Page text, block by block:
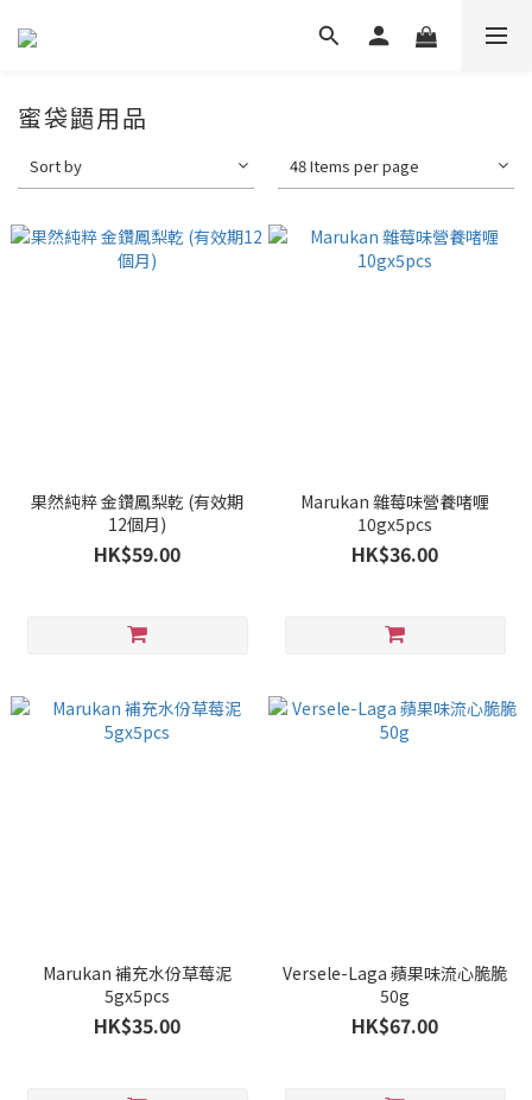
蜜袋鼯用品
Sort by 48 Items per page
果然純粹 金鑽鳳梨乾 (有效期
12個月)
HK$59.00
Marukan 雜莓味營養啫喱
10gx5pcs
HK$36.00
Marukan 補充水份草莓泥
5gx5pcs
HK$35.00
Versele-Laga 蘋果味流心脆脆
50g
HK$67.00